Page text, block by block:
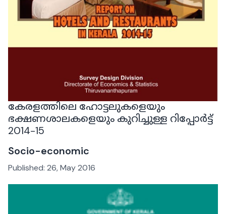
കേരളത്തിലെ ഹോട്ടലുകളെയും
ഭക്ഷണശാലകളെയും കുറിച്ചുള്ള റിപ്പോർട്ട്
2014-15
Socio-economic
Published: 26, May 2016